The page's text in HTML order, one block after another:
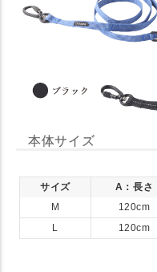
本体サイズ
サイズ A：長さ
M
120cm
L
120cm